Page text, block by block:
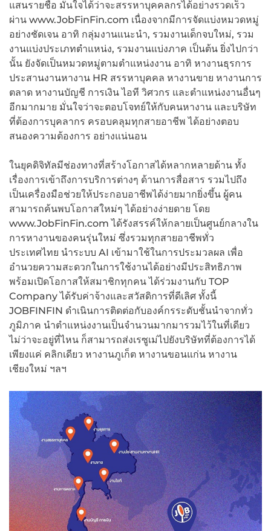
แสนรายชื่อ มั่นใจได้ว่าจะสรรหาบุคคลกรได้อย่างรวดเร็ว
ผ่าน www.JobFinFin.com เนื่องจากมีการจัดแบ่งหมวดหมู่
อย่างชัดเจน อาทิ กลุ่มงานแนะนำ, รวมงานเด็กจบใหม่, รวม
งานแบ่งประเภทตำแหน่ง, รวมงานแบ่งภาค เป็นต้น ยิ่งไปกว่า
นั้น ยังจัดเป็นหมวดหมู่ตามตำแหน่งงาน อาทิ หางานธุรการ
ประสานงานหางาน HR สรรหาบุคคล หางานขาย หางานการ
ตลาด หางานบัญชี การเงิน ไอที วิศวกร และตำแหน่งงานอื่นๆ
อีกมากมาย มั่นใจว่าจะตอบโจทย์ให้กับคนหางาน และบริษัท
ที่ต้องการบุคลากร ครอบคลุมทุกสายอาชีพ ได้อย่างตอบ
สนองความต้องการ อย่างแน่นอน
ในยุคดิจิทัลมีช่องทางที่สร้างโอกาสได้หลากหลายด้าน ทั้ง
เรื่องการเข้าถึงการบริการต่างๆ ด้านการสื่อสาร รวมไปถึง
เป็นเครื่องมือช่วยให้ประกอบอาชีพได้ง่ายมากยิ่งขึ้น ผู้คน
สามารถค้นพบโอกาสใหม่ๆ ได้อย่างง่ายดาย โดย
www.JobFinFin.com ได้รังสรรค์ให้กลายเป็นศูนย์กลางใน
การหางานของคนรุ่นใหม่ ซึ่งรวมทุกสายอาชีพทั่ว
ประเทศไทย นำระบบ AI เข้ามาใช้ในการประมวลผล เพื่อ
อำนวยความสะดวกในการใช้งานได้อย่างมีประสิทธิภาพ
พร้อมเปิดโอกาสให้สมาชิกทุกคน ได้ร่วมงานกับ TOP
Company ได้รับค่าจ้างและสวัสดิการที่ดีเลิศ ทั้งนี้
JOBFINFIN ดำเนินการติดต่อกับองค์กรระดับชั้นนำจากทั่ว
ภูมิภาค นำตำแหน่งงานเป็นจำนวนมากมารวมไว้ในที่เดียว
ไม่ว่าจะอยู่ที่ไหน ก็สามารถส่งเรซูเม่ไปยังบริษัทที่ต้องการได้
เพียงแค่ คลิกเดียว หางานภูเก็ต หางานขอนแก่น หางาน
เชียงใหม่ ฯลฯ